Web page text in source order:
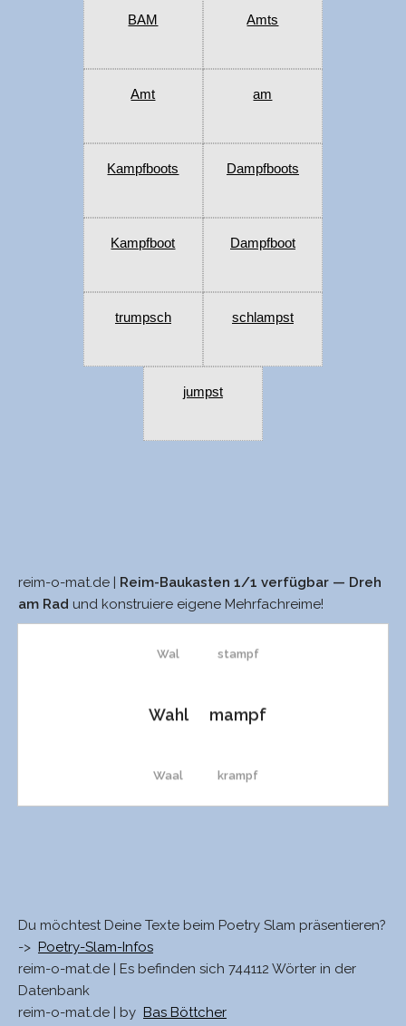
BAM Amts
Amt am
Kampfboots Dampfboots
Kampfboot Dampfboot
trumpsch schlampst
jumpst
reim-o-mat.de |
Reim-Baukasten 1/1 verfügbar — Dreh
am Rad und konstruiere eigene Mehrfachreime!
Wal
Wahl
Waal
strahl
stampf
mampf
krampf
dampf
Du möchtest Deine Texte beim Poetry Slam präsentieren?
-> Poetry-Slam-Infos
reim-o-mat.de | Es befinden sich 744112 Wörter in der
Datenbank
reim-o-mat.de | by Bas Böttcher